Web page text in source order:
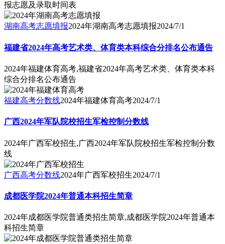
报志愿及录取时间表
湖南高考志愿填报2024年湖南高考志愿填报2024/7/1
福建省2024年高考艺术类、体育类本科综合分排名公布通告
2024年福建体育高考,福建省2024年高考艺术类、体育类本科
综合分排名公布通告
福建高考分数线2024年福建体育高考2024/7/1
广西2024年军队院校招生军检控制分数线
2024年广西军校招生,广西2024年军队院校招生军检控制分数
线
广西高考分数线2024年广西军校招生2024/7/1
成都医学院2024年普通本科招生简章
2024年成都医学院普通类招生简章,成都医学院2024年普通本
科招生简章